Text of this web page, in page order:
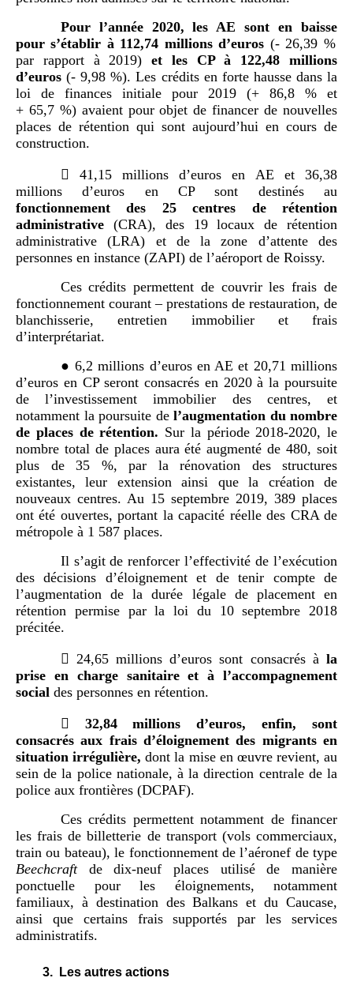
Pour l’année 2020, lesAE
sont en baisse
pour s’établir à 112,74 millions d’euros (- 26,39 %
par rapport à 2019) et les CPà 122,48
millions
d’euros(- 9,98 %). Les crédits en forte hausse dans la
loi de finances initiale pour 2019 (+ 86,8 % et
+ 65,7 %) avaient pour objet de financer de nouvelles
places de rétention qui sont aujourd’hui en cours de
construction.

41,15 millions d’euros en AE et 36,38
millions d’euros en CP sont destinés au
fonctionnement des 25
centres de rétention
administrative (CRA), des 19 locaux de rétention
administrative (LRA) et de la zone d’attente des
personnes en instance (ZAPI) de l’aéroport de Roissy.
Ces crédits permettent de couvrir les frais de
fonctionnement courant – prestations de restauration, de
blanchisserie, entretien immobilier et frais
d’interprétariat.
● 6,2 millions d’euros en AE et 20,71 millions
d’euros en CP seront consacrés en 2020 à la poursuite
de l’investissement immobilier des centres, et
notamment la poursuite de l’augmentation du nombre
de places derétention. Sur la période 2018-2020, le
nombre total de places aura été augmenté de 480, soit
plus de 35 %, par la rénovation des structures
existantes, leur extension ainsi que la création de
nouveaux centres. Au 15 septembre 2019, 389 places
ont été ouvertes, portant la capacité réelle des CRA de
métropole à 1 587 places.
Il s’agit de renforcer l’effectivité de l’exécution
des décisions d’éloignement et de tenir compte de
l’augmentation de la durée légale de placement en
rétention permise par la loi du 10 septembre 2018
précitée.
 24,65 millions d’euros sont consacrés àla
prise en charge sanitaire et à l’accompagnement
social des personnes en rétention.

32,84 millions d’euros, enfin, sont
consacrés aux frais d’éloignement des migrants en
situation irrégulière,dont la mise en œuvre revient, au
sein de la police nationale, à la direction centrale de la
police aux frontières (DCPAF).
Ces crédits permettent notamment de financer
les frais de billetterie de transport (vols commerciaux,
train ou bateau), le fonctionnement de l’aéronef de type
Beechcraftde dix-neuf places utilisé de manière
ponctuelle pour les éloignements, notamment
familiaux, à destination des Balkans et du Caucase,
ainsi que certains frais supportés par les services
administratifs.
3. Les autres actions